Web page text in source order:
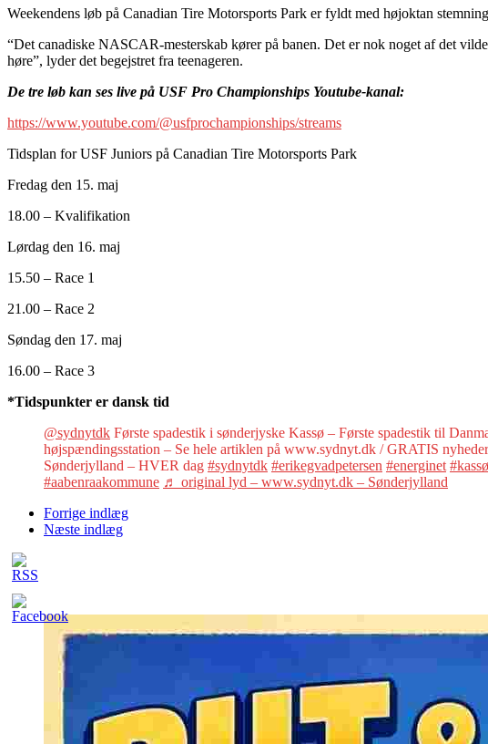
Weekendens løb på Canadian Tire Motorsports Park er fyldt med højoktan
“Det canadiske NASCAR-mesterskab kører på banen. Det er nok noget af det
høre”, lyder det begejstret fra teenageren.
De tre løb kan ses live på USF Pro Championships Youtube-kanal:
https://www.youtube.com/@usfprochampionships/streams
Tidsplan for USF Juniors på Canadian Tire Motorsports Park
Fredag den 15. maj
18.00 – Kvalifikation
Lørdag den 16. maj
15.50 – Race 1
21.00 – Race 2
Søndag den 17. maj
16.00 – Race 3
*Tidspunkter er dansk tid
@sydnytdk Første spadestik i sønderjyske Kassø – Første spadestik til
højspændingsstation – Se hele artiklen på www.sydnyt.dk / GRATIS
Sønderjylland – HVER dag #sydnytdk #erikegvadpetersen #energinet #kassø
#aabenraakommune ♬ original lyd – www.sydnyt.dk – Sønderjylland
Forrige indlæg
Næste indlæg